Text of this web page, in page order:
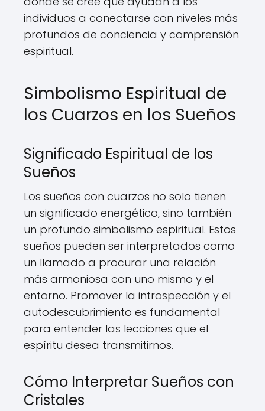
individuos a conectarse con niveles más
profundos de conciencia y comprensión
espiritual.
Simbolismo Espiritual de
los Cuarzos en los Sueños
Significado Espiritual de los
Sueños
Los sueños con cuarzos no solo tienen
un significado energético, sino también
un profundo simbolismo espiritual. Estos
sueños pueden ser interpretados como
un llamado a procurar una relación
más armoniosa con uno mismo y el
entorno. Promover la introspección y el
autodescubrimiento es fundamental
para entender las lecciones que el
espíritu desea transmitirnos.
Cómo Interpretar Sueños con
Cristales